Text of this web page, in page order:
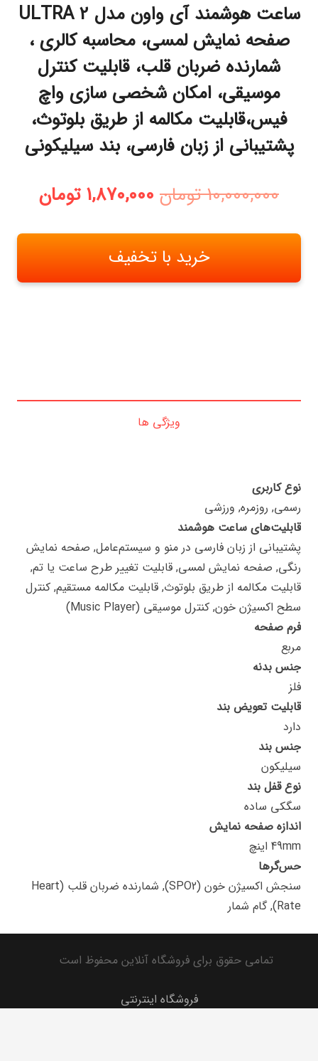
ساعت هوشمند آی واون مدل ULTRA 2
صفحه نمایش لمسی، محاسبه کالری ،
شمارنده ضربان قلب، قابلیت کنترل
موسیقی، امکان شخصی سازی واچ
فیس،قابلیت مکالمه از طریق بلوتوث،
پشتیبانی از زبان فارسی، بند سیلیکونی
10,000,000 تومان قیمت
10,000,000 تومان
بود.
1,870,000 تومان
خرید با تخفیف
ویژگی ها
نوع کاربری
رسمی, روزمره, ورزشی
قابلیت‌های ساعت هوشمند
پشتیبانی از زبان فارسی در منو و سیستم‌عامل, صفحه نمایش
رنگی, صفحه نمایش لمسی, قابلیت تغییر طرح ساعت یا تم,
قابلیت مکالمه از طریق بلوتوث, قابلیت مکالمه مستقیم, کنترل
سطح اکسیژن خون, کنترل موسیقی (Music Player)
فرم صفحه
مربع
جنس بدنه
فلز
قابلیت تعویض بند
دارد
جنس بند
سیلیکون
نوع قفل بند
سگکی ساده
اندازه صفحه نمایش
49mm اینچ
حس‌گرها
سنجش اکسیژن خون (SPO2), شمارنده ضربان قلب (Heart
Rate), گام شمار
تمامی حقوق برای فروشگاه آنلاین محفوظ است
فروشگاه اینترنتی